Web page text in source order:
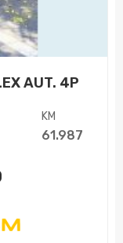
AUT. 4P
KM
61.987